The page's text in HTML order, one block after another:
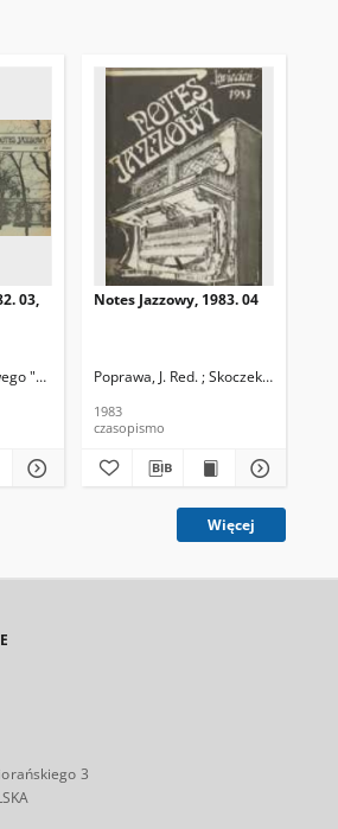
03,
"Rotunda" Skoczek, T. Red.
Notes Jazzowy, 1983. 04
Poprawa, J. Red. ; Skoczek T. Red.
1983
czasopismo
Więcej
3